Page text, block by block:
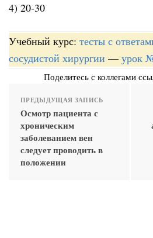
4) 20-30
Учебный курс: тесты с
сосудистой хирургии — урок
Поделитесь с коллегами
ПРЕДЫДУЩАЯ ЗАПИСЬ
Осмотр пациента с
хроническим
заболеванием вен
следует проводить в
положении